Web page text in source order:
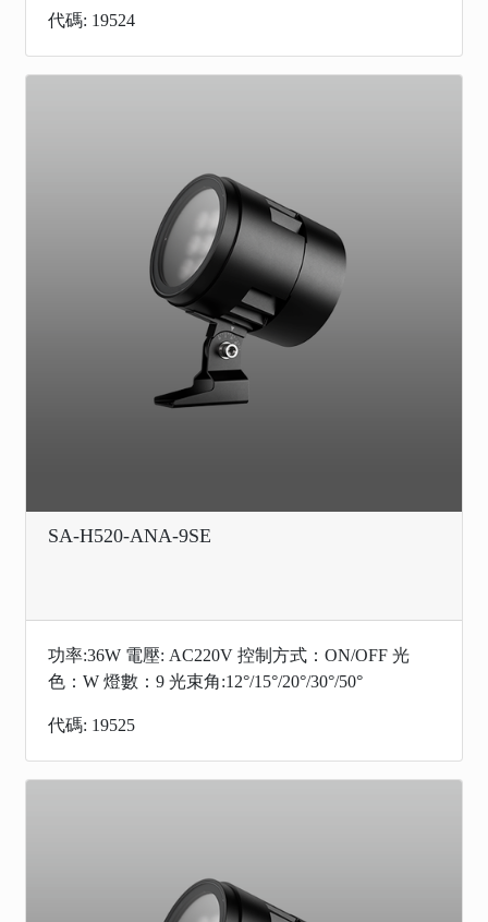
代碼: 19524
SA-H520-ANA-9SE
功率:36W 電壓: AC220V 控制方式：ON/OFF 光
色：W 燈數：9 光束角:12°/15°/20°/30°/50°
代碼: 19525